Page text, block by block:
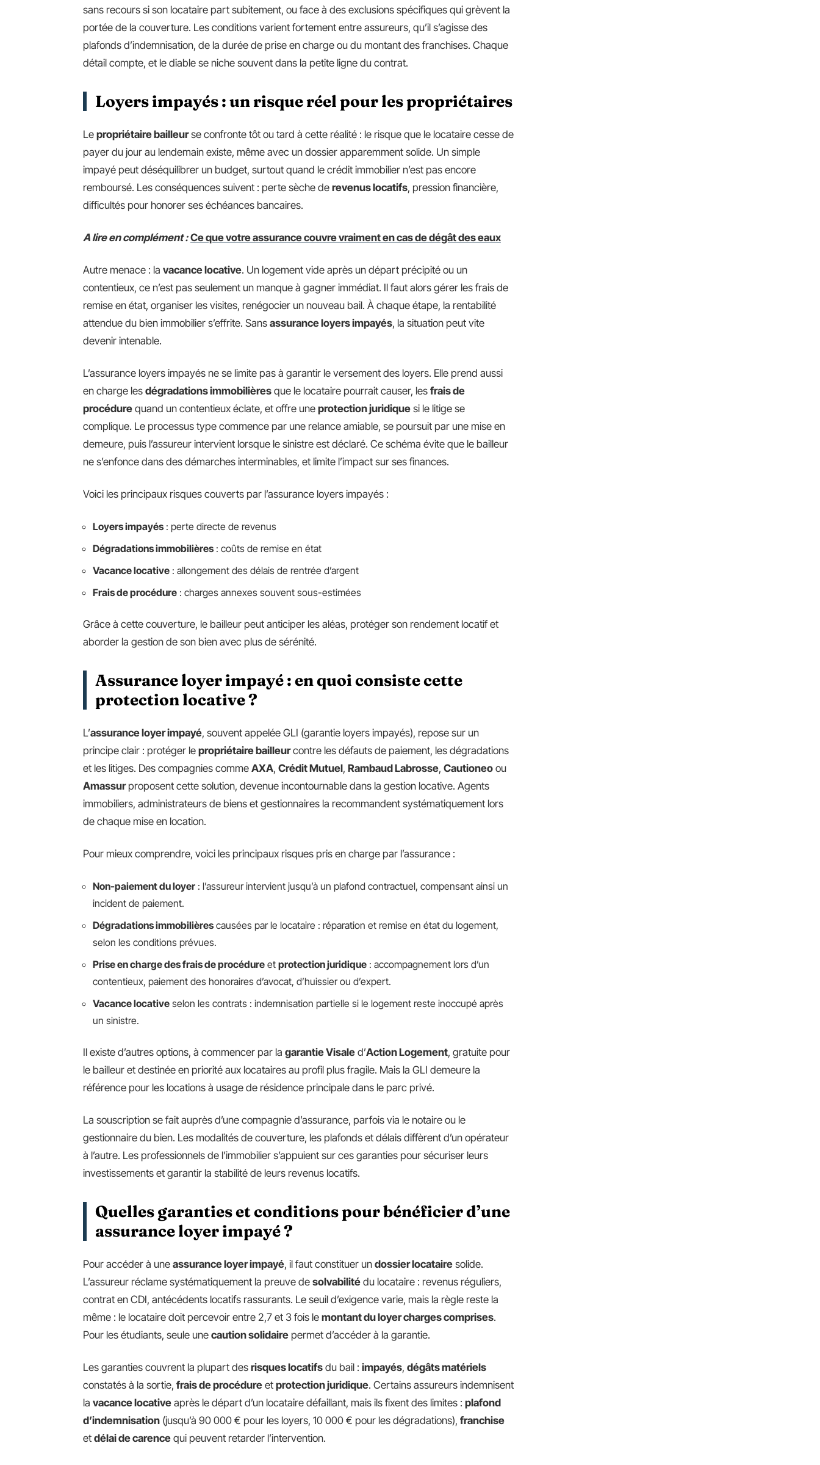
sans recours si son locataire part subitement, ou face à des exclusions spécifiques qui grèvent la
portée de la couverture. Les conditions varient fortement entre assureurs, qu’il s’agisse des
plafonds d’indemnisation, de la durée de prise en charge ou du montant des franchises. Chaque
détail compte, et le diable se niche souvent dans la petite ligne du contrat.
Loyers impayés : un risque réel pour les propriétaires
Le propriétaire bailleurse confronte tôt ou tard à cette réalité : le risque que le locataire cesse de
payer du jour au lendemain existe, même avec un dossier apparemment solide. Un simple
impayé peut déséquilibrer un budget, surtout quand le crédit immobilier n’est pas encore
remboursé. Les conséquences suivent : perte sèche de revenus locatifs, pression financière,
difficultés pour honorer ses échéances bancaires.
A lire en complément : Ce que votre assurance couvre vraiment en cas de dégât des eaux
Autre menace : la vacance locative. Un logement vide après un départ précipité ou un
contentieux, ce n’est pas seulement un manque à gagner immédiat. Il faut alors gérer les frais de
remise en état, organiser les visites, renégocier un nouveau bail. À chaque étape, la rentabilité
attendue du bien immobilier s’effrite. Sans assurance loyers impayés, la situation peut vite
devenir intenable.
L’assurance loyers impayés ne se limite pas à garantir le versement des loyers. Elle prend aussi
en charge les dégradations immobilières que le locataire pourrait causer, les frais de
procédure quand un contentieux éclate, et offre une protection juridique si le litige se
complique. Le processus type commence par une relance amiable, se poursuit par une mise en
demeure, puis l’assureur intervient lorsque le sinistre est déclaré. Ce schéma évite que le bailleur
ne s’enfonce dans des démarches interminables, et limite l’impact sur ses finances.
Voici les principaux risques couverts par l’assurance loyers impayés :
Loyers impayés : perte directe de revenus
Dégradations immobilières : coûts de remise en état
Vacance locative : allongement des délais de rentrée d’argent
Frais de procédure : charges annexes souvent sous-estimées
Grâce à cette couverture, le bailleur peut anticiper les aléas, protéger son rendement locatif et
aborder la gestion de son bien avec plus de sérénité.
Assurance loyer impayé : en quoi consiste cette
protection locative ?
L’assurance loyer impayé, souvent appelée GLI (garantie loyers impayés), repose sur un
principe clair : protéger le propriétaire bailleurcontre les défauts de paiement, les dégradations
et les litiges. Des compagnies comme AXA, Crédit Mutuel, Rambaud Labrosse, Cautioneo ou
Amassurproposent cette solution, devenue incontournable dans la gestion locative. Agents
immobiliers, administrateurs de biens et gestionnaires la recommandent systématiquement lors
de chaque mise en location.
Pour mieux comprendre, voici les principaux risques pris en charge par l’assurance :
Non-paiement du loyer : l’assureur intervient jusqu’à un plafond contractuel, compensant ainsi un
incident de paiement.
Dégradations immobilières causées par le locataire : réparation et remise en état du logement,
selon les conditions prévues.
Prise en charge des frais de procédure et protection juridique : accompagnement lors d’un
contentieux, paiement des honoraires d’avocat, d’huissier ou d’expert.
Vacance locative selon les contrats : indemnisation partielle si le logement reste inoccupé après
un sinistre.
Il existe d’autres options, à commencer par la garantie Visale d’Action Logement, gratuite pour
le bailleur et destinée en priorité aux locataires au profil plus fragile. Mais la GLI demeure la
référence pour les locations à usage de résidence principale dans le parc privé.
La souscription se fait auprès d’une compagnie d’assurance, parfois via le notaire ou le
gestionnaire du bien. Les modalités de couverture, les plafonds et délais diffèrent d’un opérateur
à l’autre. Les professionnels de l’immobilier s’appuient sur ces garanties pour sécuriser leurs
investissements et garantir la stabilité de leurs revenus locatifs.
Quelles garanties et conditions pour bénéficier d’une
assurance loyer impayé ?
Pour accéder à une assurance loyer impayé, il faut constituer un dossier locataire solide.
L’assureur réclame systématiquement la preuve de solvabilité du locataire : revenus réguliers,
contrat en CDI, antécédents locatifs rassurants. Le seuil d’exigence varie, mais la règle reste la
même : le locataire doit percevoir entre 2,7 et 3 fois le montant du loyer charges comprises.
Pour les étudiants, seule une caution solidaire permet d’accéder à la garantie.
Les garanties couvrent la plupart des risques locatifs du bail : impayés, dégâts matériels
constatés à la sortie, frais de procédure et protection juridique. Certains assureurs indemnisent
la vacance locative après le départ d’un locataire défaillant, mais ils fixent des limites : plafond
d’indemnisation (jusqu’à 90 000 € pour les loyers, 10 000 € pour les dégradations), franchise
et délai de carence qui peuvent retarder l’intervention.